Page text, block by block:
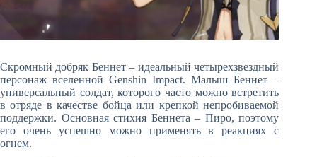
Скромный добряк Беннет – идеальный четырехзвездный
персонаж вселенной Genshin Impact. Малыш Беннет –
универсальный солдат, которого часто можно встретить
в отряде в качестве бойца или крепкой непробиваемой
поддержки. Основная стихия Беннета – Пиро, поэтому
его очень успешно можно применять в реакциях с
огнем.